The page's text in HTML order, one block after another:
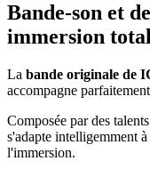
Bande-son et
immersion
La bande originale de
accompagne
Composée par des
s'adapte intelligemment
l'immersion.